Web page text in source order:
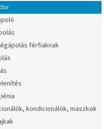
férfiaknak
kondicionálók, maszkok